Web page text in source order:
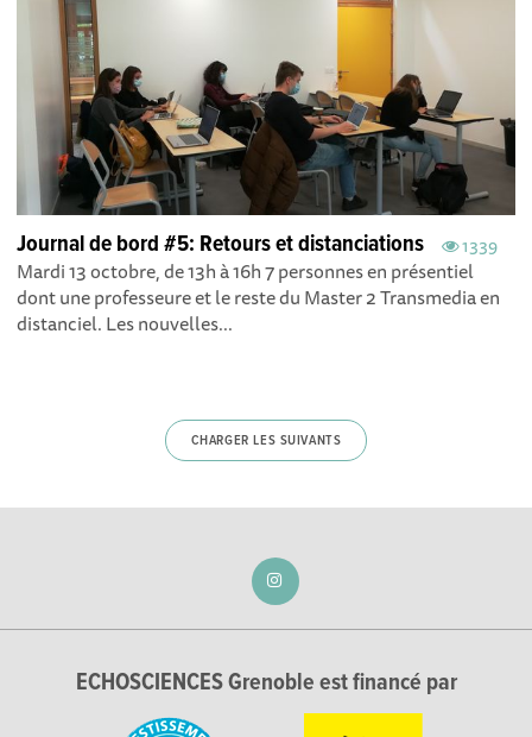
1339
Journal de bord #5: Retours et distanciations
Mardi 13 octobre, de 13h à 16h 7 personnes en présentiel
dont une professeure et le reste du Master 2 Transmedia en
distanciel. Les nouvelles...
CHARGER LES SUIVANTS
ECHOSCIENCES Grenoble est financé par